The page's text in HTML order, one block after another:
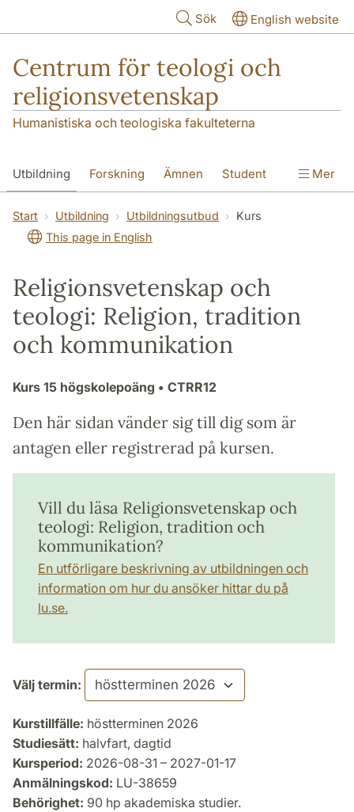
Sök English website
Centrum för teologi och
religionsvetenskap
Humanistiska och teologiska fakulteterna
Utbildning Forskning Ämnen Student
Institutionen
Mer
Start Utbildning Utbildningsutbud
Kurs
This page in English
Religionsvetenskap och
teologi: Religion, tradition
och kommunikation
Kurs 15 högskolepoäng • CTRR12
Den här sidan vänder sig till dig som är
antagen eller registrerad på kursen.
Vill du läsa Religionsvetenskap och
teologi: Religion, tradition och
kommunikation?
En utförligare beskrivning av utbildningen och
information om hur du ansöker hittar du på
lu.se.
Välj termin:
Kurstillfälle: höstterminen 2026
Studiesätt: halvfart, dagtid
Kursperiod: 2026-08-31 – 2027-01-17
Anmälningskod: LU-38659
Behörighet: 90 hp akademiska studier.